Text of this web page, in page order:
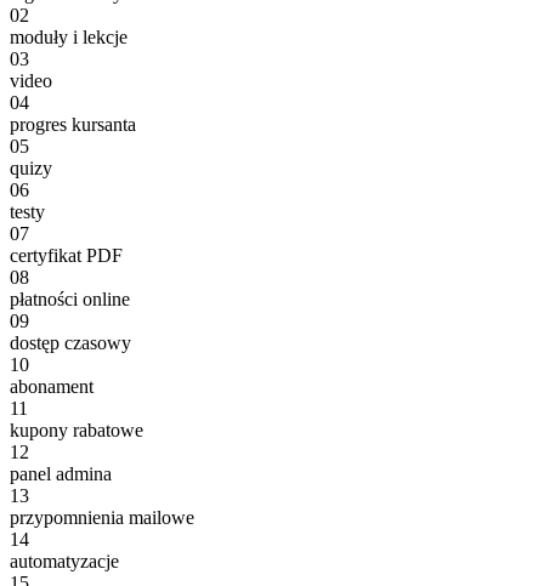
02
moduły i lekcje
03
video
04
progres kursanta
05
quizy
06
testy
07
certyfikat PDF
08
płatności online
09
dostęp czasowy
10
abonament
11
kupony rabatowe
12
panel admina
13
przypomnienia mailowe
14
automatyzacje